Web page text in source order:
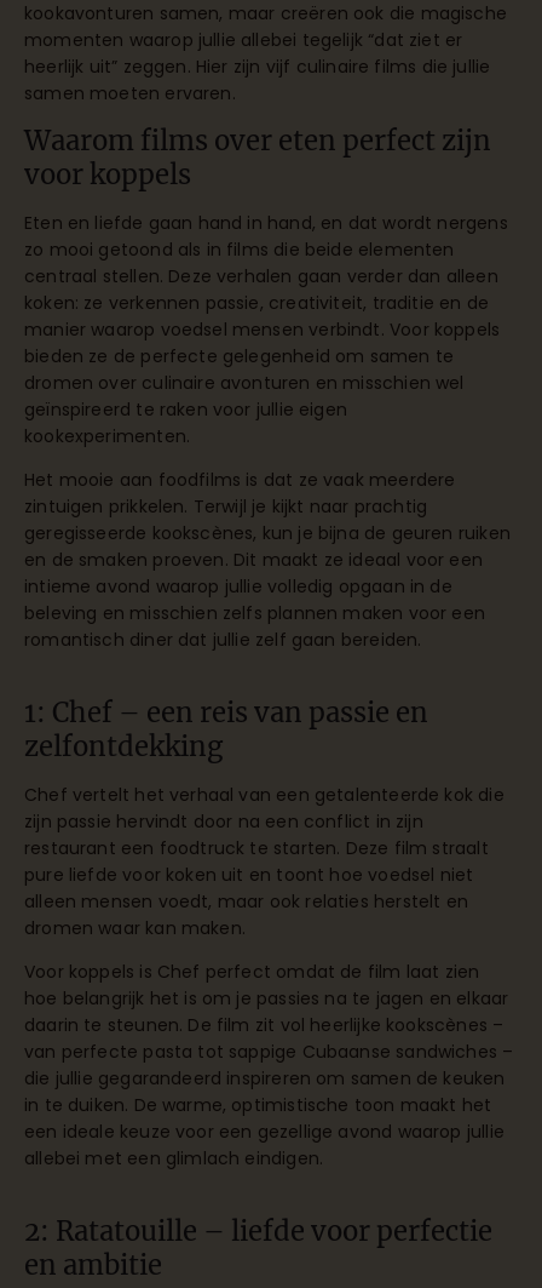
kookavonturen samen, maar creëren ook die magische
momenten waarop jullie allebei tegelijk “dat ziet er
heerlijk uit” zeggen. Hier zijn vijf culinaire films die jullie
samen moeten ervaren.
Waarom films over eten perfect zijn
voor koppels
Eten en liefde gaan hand in hand, en dat wordt nergens
zo mooi getoond als in films die beide elementen
centraal stellen. Deze verhalen gaan verder dan alleen
koken: ze verkennen passie, creativiteit, traditie en de
manier waarop voedsel mensen verbindt. Voor koppels
bieden ze de perfecte gelegenheid om samen te
dromen over culinaire avonturen en misschien wel
geïnspireerd te raken voor jullie eigen
kookexperimenten.
Het mooie aan foodfilms is dat ze vaak meerdere
zintuigen prikkelen. Terwijl je kijkt naar prachtig
geregisseerde kookscènes, kun je bijna de geuren ruiken
en de smaken proeven. Dit maakt ze ideaal voor een
intieme avond waarop jullie volledig opgaan in de
beleving en misschien zelfs plannen maken voor een
romantisch diner dat jullie zelf gaan bereiden.
1: Chef – een reis van passie en
zelfontdekking
Chef vertelt het verhaal van een getalenteerde kok die
zijn passie hervindt door na een conflict in zijn
restaurant een foodtruck te starten. Deze film straalt
pure liefde voor koken uit en toont hoe voedsel niet
alleen mensen voedt, maar ook relaties herstelt en
dromen waar kan maken.
Voor koppels is Chef perfect omdat de film laat zien
hoe belangrijk het is om je passies na te jagen en elkaar
daarin te steunen. De film zit vol heerlijke kookscènes –
van perfecte pasta tot sappige Cubaanse sandwiches –
die jullie gegarandeerd inspireren om samen de keuken
in te duiken. De warme, optimistische toon maakt het
een ideale keuze voor een gezellige avond waarop jullie
allebei met een glimlach eindigen.
2: Ratatouille – liefde voor perfectie
en ambitie